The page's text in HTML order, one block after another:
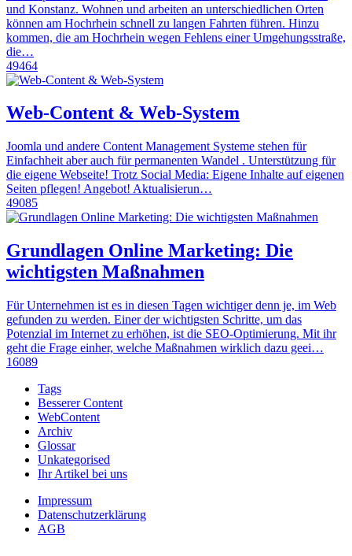
und Konstanz. Wohnen und arbeiten an unterschiedlichen Orten
können am Hochrhein schnell zu langen Fahrten führen. Hinzu
kommen, die am Hochrhein wegen Fehlens einer Umgehungsstraße,
die…
49464
Web-Content & Web-System
Joomla und andere Content Management Systeme stehen für
Einfachheit aber auch für permanenten Wandel . Unterstützung für
die eigene Webseite! Trotz Social Media: Eigene Inhalte auf eigenen
Seiten pflegen! Angebot! Aktualisierun…
49085
Grundlagen Online Marketing: Die
wichtigsten Maßnahmen
Für Unternehmen ist es in diesen Tagen wichtiger denn je, im Web
gefunden zu werden. Einer der wichtigsten Schritte, um das
Potenzial im Internet zu erhöhen, ist die SEO-Optimierung. Mit ihr
geht die Frage einher, welche Maßnahmen wirklich dazu geei…
16089
Tags
Besserer Content
WebContent
Archiv
Glossar
Unkategorised
Ihr Artikel bei uns
Impressum
Datenschutzerklärung
AGB